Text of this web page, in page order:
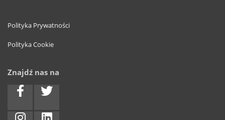
Polityka Prywatności
Polityka Cookie
Znajdź nas na